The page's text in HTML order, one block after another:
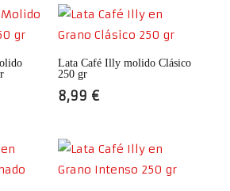
Lata Café Illy molido Clásico
250 gr
8,99 €